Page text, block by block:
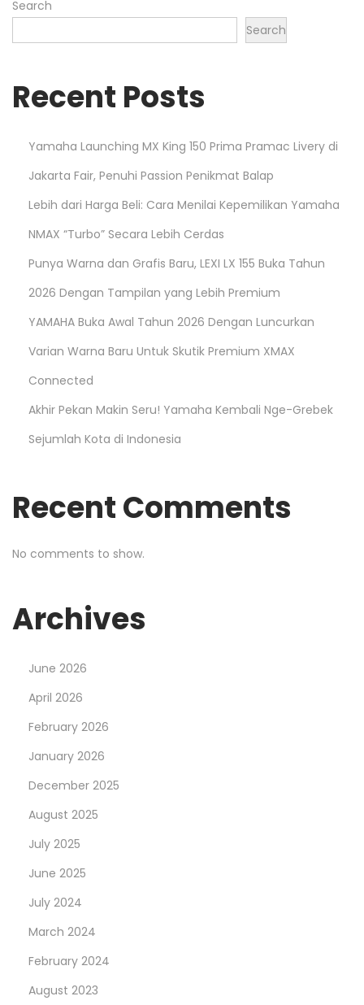
P
e
g
h
Search
Search
Recent Posts
Yamaha Launching MX King 150 Prima Pramac Livery di
Jakarta Fair, Penuhi Passion Penikmat Balap
Lebih dari Harga Beli: Cara Menilai Kepemilikan Yamaha
NMAX “Turbo” Secara Lebih Cerdas
Punya Warna dan Grafis Baru, LEXI LX 155 Buka Tahun
2026 Dengan Tampilan yang Lebih Premium
YAMAHA Buka Awal Tahun 2026 Dengan Luncurkan
Varian Warna Baru Untuk Skutik Premium XMAX
Connected
Akhir Pekan Makin Seru! Yamaha Kembali Nge-Grebek
Sejumlah Kota di Indonesia
Recent Comments
No comments to show.
Archives
June 2026
April 2026
February 2026
January 2026
December 2025
August 2025
July 2025
June 2025
July 2024
March 2024
February 2024
August 2023